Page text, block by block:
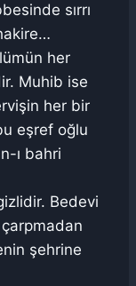
sırrı
her
Muhib ise
her bir
eşref oğlu
ı bahri
Bedevi
şehrine